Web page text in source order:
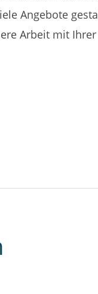
Angebote
Arbeit mit Ihrer